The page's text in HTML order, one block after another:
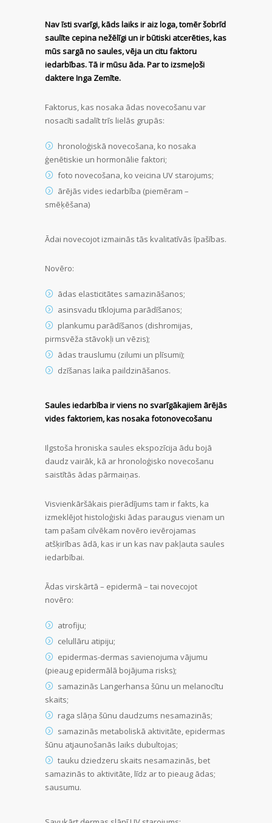
Nav īsti svarīgi, kāds laiks ir aiz loga, tomēr šobrīd
saulīte cepina nežēlīgi un ir būtiski atcerēties, kas
mūs sargā no saules, vēja un citu faktoru
iedarbības. Tā ir mūsu āda. Par to izsmeļoši
daktere Inga Zemīte.
Faktorus, kas nosaka ādas novecošanu var
nosacīti sadalīt trīs lielās grupās:
hronoloģiskā novecošana, ko nosaka
ģenētiskie un hormonālie faktori;
foto novecošana, ko veicina UV starojums;
ārējās vides iedarbība (piemēram –
smēķēšana)
Ādai novecojot izmainās tās kvalitatīvās īpašības.
Novēro:
ādas elasticitātes samazināšanos;
asinsvadu tīklojuma parādīšanos;
plankumu parādīšanos (dishromijas,
pirmsvēža stāvokļi un vēzis);
ādas trauslumu (zilumi un plīsumi);
dzīšanas laika paildzināšanos.
Saules iedarbība ir viens no svarīgākajiem ārējās
vides faktoriem, kas nosaka fotonovecošanu
Ilgstoša hroniska saules ekspozīcija ādu bojā
daudz vairāk, kā ar hronoloģisko novecošanu
saistītās ādas pārmaiņas.
Visvienkāršākais pierādījums tam ir fakts, ka
izmeklējot histoloģiski ādas paraugus vienam un
tam pašam cilvēkam novēro ievērojamas
atšķirības ādā, kas ir un kas nav pakļauta saules
iedarbībai.
Ādas virskārtā – epidermā – tai novecojot
novēro:
atrofiju;
celullāru atipiju;
epidermas-dermas savienojuma vājumu
(pieaug epidermālā bojājuma risks);
samazinās Langerhansa šūnu un melanocītu
skaits;
raga slāņa šūnu daudzums nesamazinās;
samazinās metaboliskā aktivitāte, epidermas
šūnu atjaunošanās laiks dubultojas;
tauku dziedzeru skaits nesamazinās, bet
samazinās to aktivitāte, līdz ar to pieaug ādas;
sausumu.